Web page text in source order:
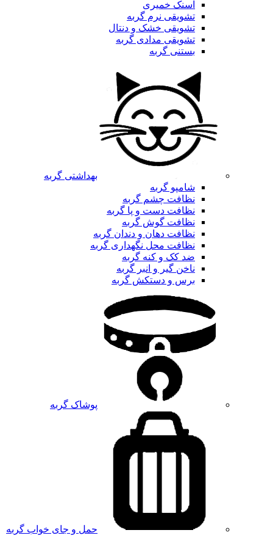
اسنک خمیری
تشویقی نرم گربه
تشویقی خشک و دنتال
تشویقی مدادی گربه
بستنی گربه
بهداشتی گربه
شامپو گربه
نظافت چشم گربه
نظافت دست و پا گربه
نظافت گوش گربه
نظافت دهان و دندان گربه
نظافت محل نگهداری گربه
ضد کک و کنه گربه
ناخن گیر و انبر گربه
برس و دستکش گربه
پوشاک گربه
حمل و جای خواب گربه